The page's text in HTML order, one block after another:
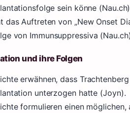
sein könne
das Auftreten von „New Onset
von Immunsuppressiva
und ihre Folgen
erwähnen, dass
unterzogen hatte (Joyn).
formulieren einen